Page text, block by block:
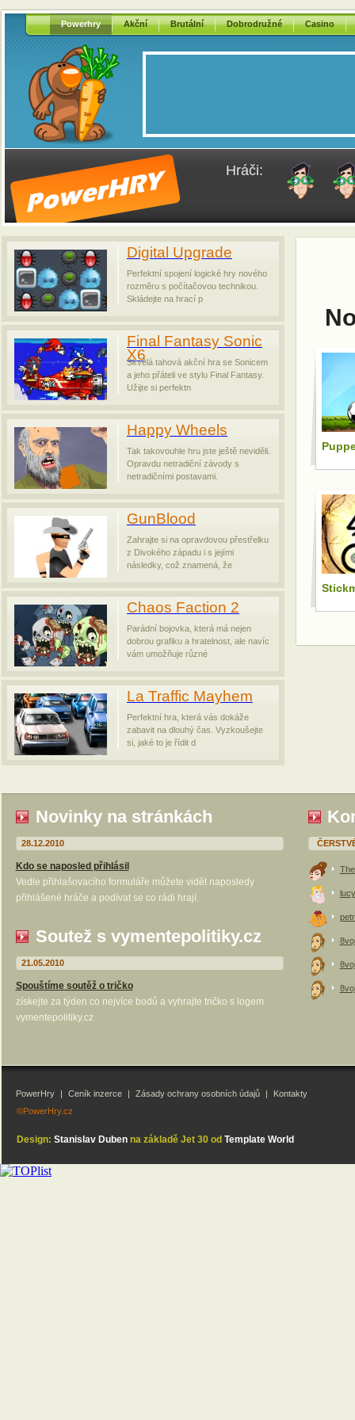
Powerhry Akční Brutální Dobrodružné Casino
Hráči:
Digital Upgrade
Perfektní spojení logické hry nového
rozměru s počítačovou technikou.
Skládejte na hrací p
Final Fantasy Sonic
X6
Skvělá tahová akční hra se Sonicem
a jeho přáteli ve stylu Final Fantasy.
Užijte si perfektn
Happy Wheels
Tak takovouhle hru jste ještě neviděli.
Opravdu netradiční závody s
netradičními postavami.
GunBlood
Zahrajte si na opravdovou přestřelku
z Divokého západu i s jejími
následky, což znamená, že
Chaos Faction 2
Parádní bojovka, která má nejen
dobrou grafiku a hratelnost, ale navíc
vám umožňuje různé
La Traffic Mayhem
Perfektní hra, která vás dokáže
zabavit na dlouhý čas. Vyzkoušejte
si, jaké to je řídit d
Novinky na stránkách
28.12.2010
Kdo se naposled přihlásil
Vedle přihlašovacího formuláře můžete vidět naposledy
přihlášené hráče a podívat se co rádi hrají.
Soutež s vymentepolitiky.cz
21.05.2010
Spouštíme soutěž o tričko
získejte za týden co nejvíce bodů a vyhrajte tričko s logem
vymentepolitiky.cz
PowerHry | Ceník inzerce | Zásady ochrany osobních údajů |
Kontakty
©PowerHry.cz
Design: Stanislav Dubenna základě Jet 30 od Template World